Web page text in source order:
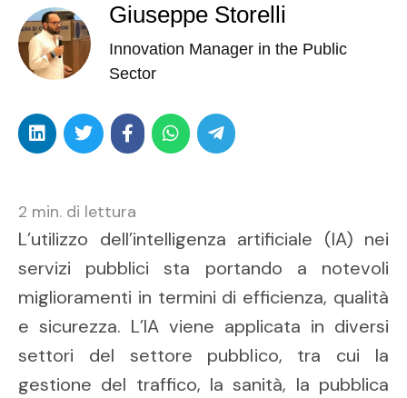
Giuseppe Storelli
Innovation Manager in the Public
Sector
2 min. di lettura
L’utilizzo dell’intelligenza artificiale (IA) nei
servizi pubblici sta portando a notevoli
miglioramenti in termini di efficienza, qualità
e sicurezza. L’IA viene applicata in diversi
settori del settore pubblico, tra cui la
gestione del traffico, la sanità, la pubblica